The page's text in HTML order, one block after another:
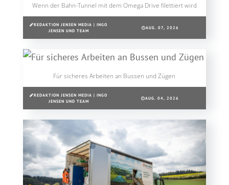
Wenn der Bahn-Tunnel mit dem Omega Drive filettiert wird
REDAKTION JENSEN MEDIA | INGO
JENSEN UND TEAM
AUG. 07, 2026
Für sicheres Arbeiten an Bussen und Zügen
REDAKTION JENSEN MEDIA | INGO
JENSEN UND TEAM
AUG. 04, 2026